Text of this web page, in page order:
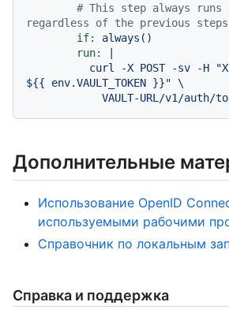
# This step always runs
regardless of the previous
if:
always()
run:
${{ env.VAULT_TOKEN }}" \
Дополнительные
Использование OpenID
используемыми рабочими
Справочник по локальным
Справка и поддержка